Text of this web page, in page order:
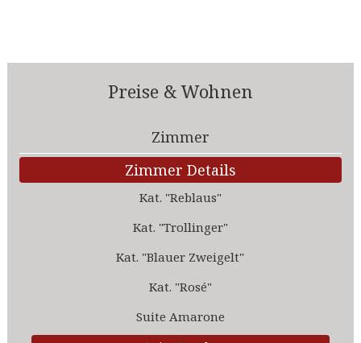
Preise & Wohnen
Zimmer
Zimmer Details
Kat. "Reblaus"
Kat. "Trollinger"
Kat. "Blauer Zweigelt"
Kat. "Rosé"
Suite Amarone